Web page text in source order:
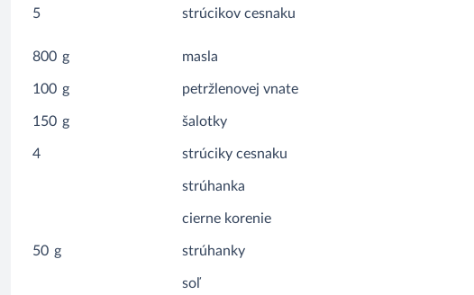
5 strúcikov cesnaku
800 g masla
100 g petržlenovej vnate
150 g šalotky
4 strúciky cesnaku
strúhanka
cierne korenie
50 g strúhanky
soľ